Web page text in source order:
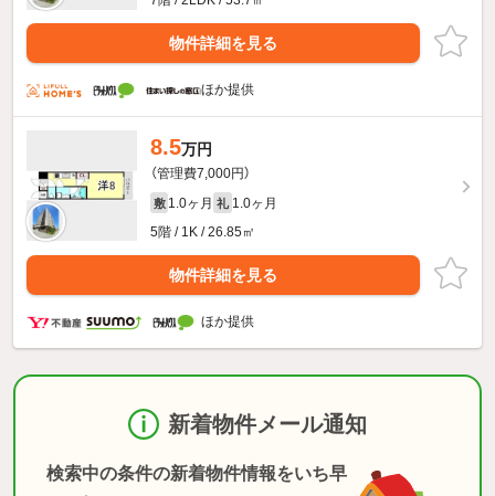
物件詳細を見る
ほか提供
8.5万円
（管理費7,000円）
敷 1.0ヶ月 礼 1.0ヶ月
5階 / 1K / 26.85㎡
物件詳細を見る
ほか提供
新着物件メール通知
検索中の条件の新着物件情報をいち早